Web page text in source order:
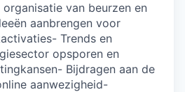
van beurzen en
aanbrengen voor
Trends en
opsporen en
Bijdragen aan de
aanwezigheid-